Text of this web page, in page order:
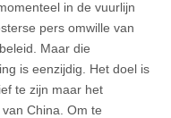
in de vuurlijn
pers omwille van
Maar die
is eenzijdig. Het doel is
te zijn maar het
China. Om te